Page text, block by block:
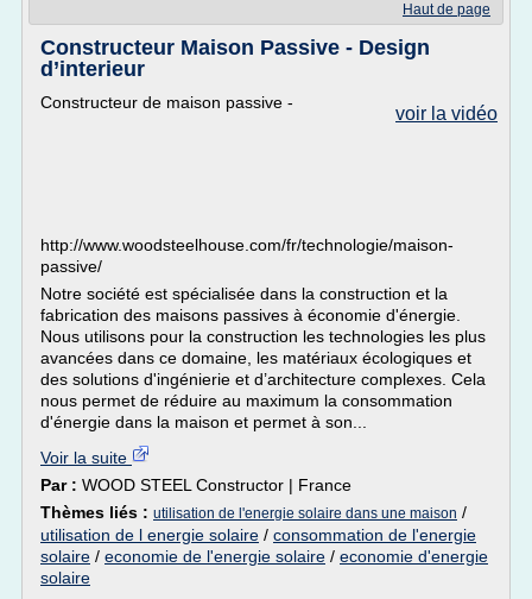
Haut de page
Constructeur Maison Passive - Design
d’interieur
voir la vidéo
Constructeur de maison passive -
http://www.woodsteelhouse.com/fr/technologie/maison-
passive/
Notre société est spécialisée dans la construction et la
fabrication des maisons passives à économie d'énergie.
Nous utilisons pour la construction les technologies les plus
avancées dans ce domaine, les matériaux écologiques et
des solutions d'ingénierie et d’architecture complexes. Cela
nous permet de réduire au maximum la consommation
d'énergie dans la maison et permet à son...
Voir la suite
Par : WOOD STEEL Constructor | France
Thèmes liés : utilisation de l'energie solaire dans une maison /
utilisation de l energie solaire / consommation de l'energie
solaire / economie de l'energie solaire / economie d'energie
solaire